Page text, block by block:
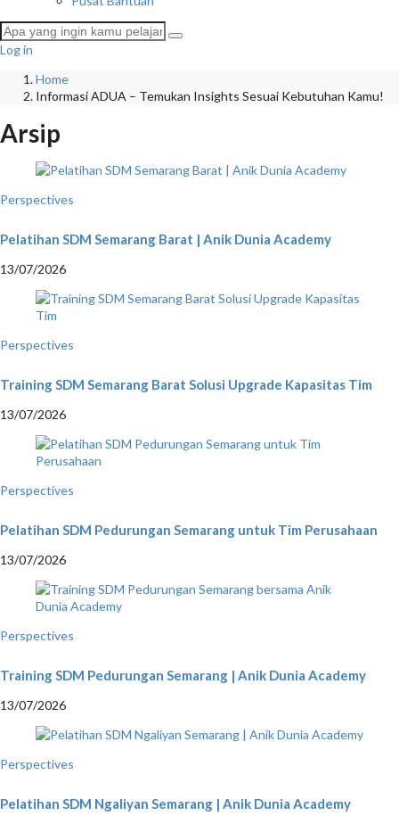
Log in
Home
Informasi ADUA – Temukan Insights Sesuai Kebutuhan Kamu!
Arsip
Perspectives
Pelatihan SDM Semarang Barat | Anik Dunia Academy
13/07/2026
Perspectives
Training SDM Semarang Barat Solusi Upgrade Kapasitas Tim
13/07/2026
Perspectives
Pelatihan SDM Pedurungan Semarang untuk Tim Perusahaan
13/07/2026
Perspectives
Training SDM Pedurungan Semarang | Anik Dunia Academy
13/07/2026
Perspectives
Pelatihan SDM Ngaliyan Semarang | Anik Dunia Academy